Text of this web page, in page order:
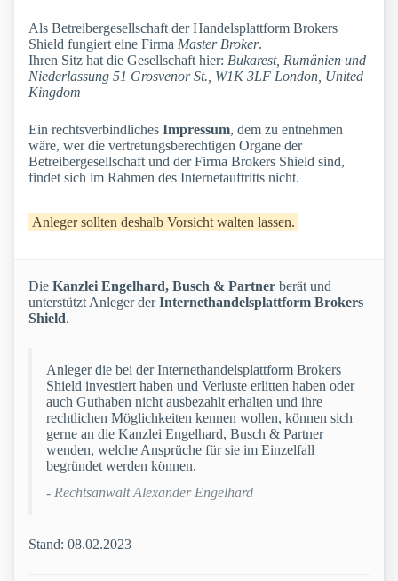
Als Betreibergesellschaft der Handelsplattform Brokers
Shield fungiert eine Firma Master Broker.
Ihren Sitz hat die Gesellschaft hier: Bukarest, Rumänien und
Niederlassung 51 Grosvenor St., W1K 3LF London, United
Kingdom
Ein rechtsverbindliches Impressum, dem zu entnehmen
wäre, wer die vertretungsberechtigen Organe der
Betreibergesellschaft und der Firma Brokers Shield sind,
findet sich im Rahmen des Internetauftritts nicht.
Anleger sollten deshalb Vorsicht walten lassen.
Die Kanzlei Engelhard, Busch & Partner berät und
unterstützt Anleger derInternethandelsplattform Brokers
Shield.
Anleger die bei der Internethandelsplattform Brokers
Shield investiert haben und Verluste erlitten haben oder
auch Guthaben nicht ausbezahlt erhalten und ihre
rechtlichen Möglichkeiten kennen wollen, können sich
gerne an die Kanzlei Engelhard, Busch & Partner
wenden, welche Ansprüche für sie im Einzelfall
begründet werden können.
- Rechtsanwalt Alexander Engelhard
Stand: 08.02.2023